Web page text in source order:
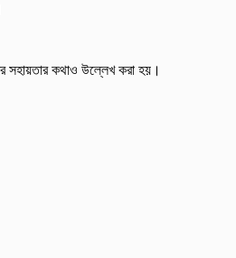
সহায়তার কথাও উল্লেখ করা হয়।